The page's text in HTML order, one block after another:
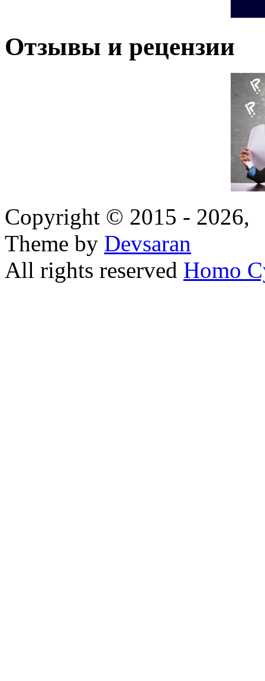
Отзывы и рецензии
Copyright © 2015 - 2026,
Theme by Devsaran
All rights reserved Homo